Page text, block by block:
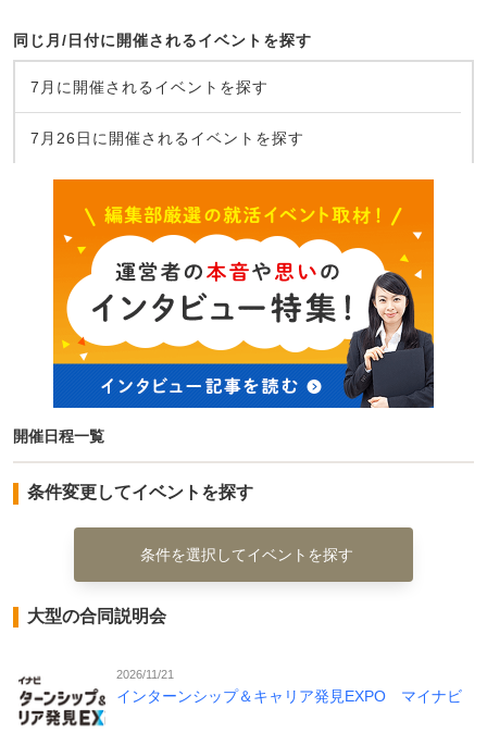
同じ月/日付に開催されるイベントを探す
7月に開催されるイベントを探す
7月26日に開催されるイベントを探す
開催日程一覧
条件変更してイベントを探す
条件を選択してイベントを探す
大型の合同説明会
2026/11/21
インターンシップ＆キャリア発見EXPO マイナビ